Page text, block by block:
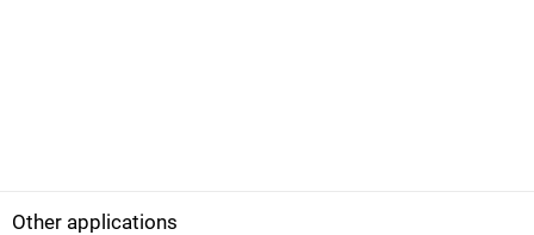
Other applications